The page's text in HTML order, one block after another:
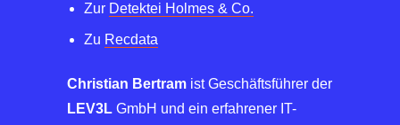
Zur Detektei Holmes & Co.
Zu Recdata
Christian Bertramist Geschäftsführer der
LEV3LGmbH und ein erfahrener IT-